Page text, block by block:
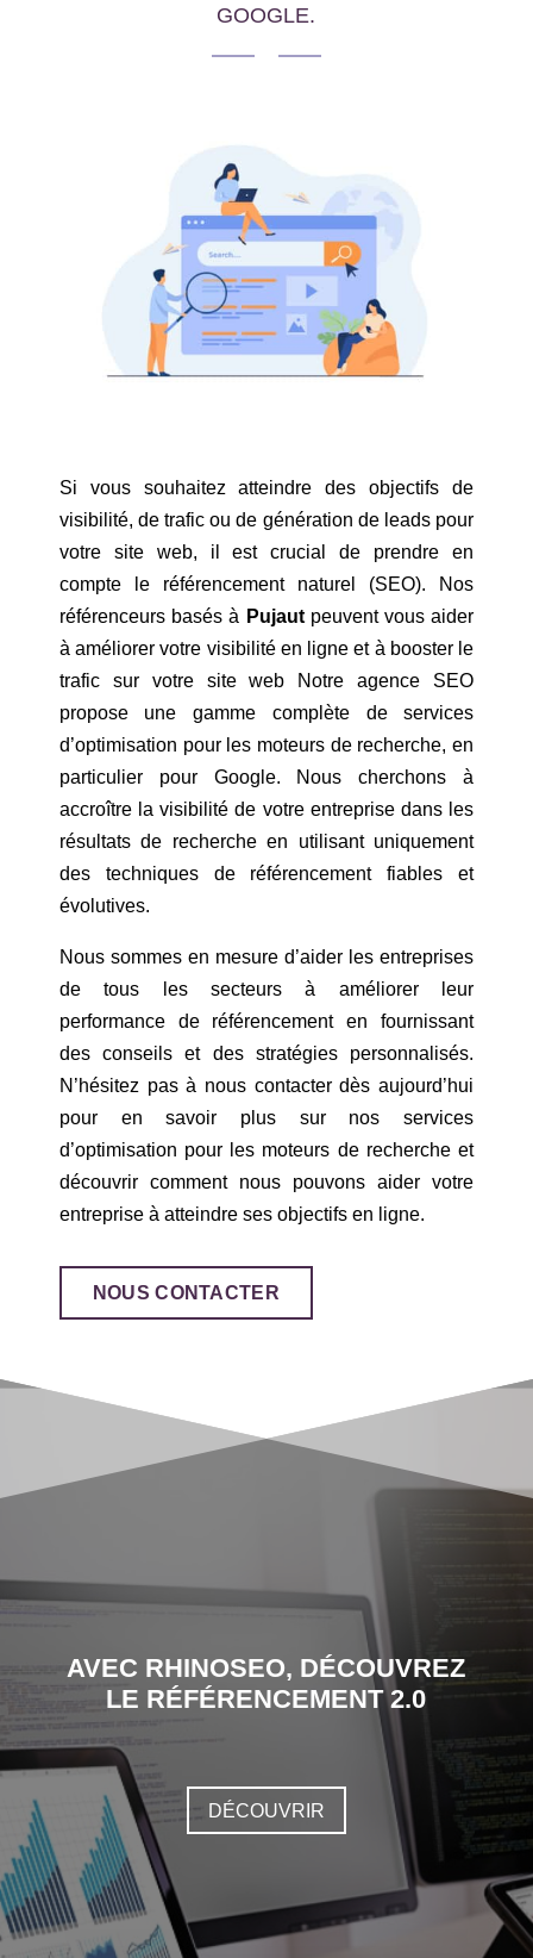
GOOGLE.
Si vous souhaitez atteindre des objectifs de
visibilité, de trafic ou de génération de leads pour
votre site web, il est crucial de prendre en
compte le référencement naturel (SEO). Nos
référenceurs basés à Pujautpeuvent vous aider
à améliorer votre visibilité en ligne et à booster le
trafic sur votre site web Notre agence SEO
propose une gamme complète de services
d’optimisation pour les moteurs de recherche, en
particulier pour Google. Nous cherchons à
accroître la visibilité de votre entreprise dans les
résultats de recherche en utilisant uniquement
des techniques de référencement fiables et
évolutives.
Nous sommes en mesure d’aider les entreprises
de tous les secteurs à améliorer leur
performance de référencement en fournissant
des conseils et des stratégies personnalisés.
N’hésitez pas à nous contacter dès aujourd’hui
pour en savoir plus sur nos services
d’optimisation pour les moteurs de recherche et
découvrir comment nous pouvons aider votre
entreprise à atteindre ses objectifs en ligne.
NOUS CONTACTER
AVEC RHINOSEO, DÉCOUVREZ
LE RÉFÉRENCEMENT 2.0
DÉCOUVRIR